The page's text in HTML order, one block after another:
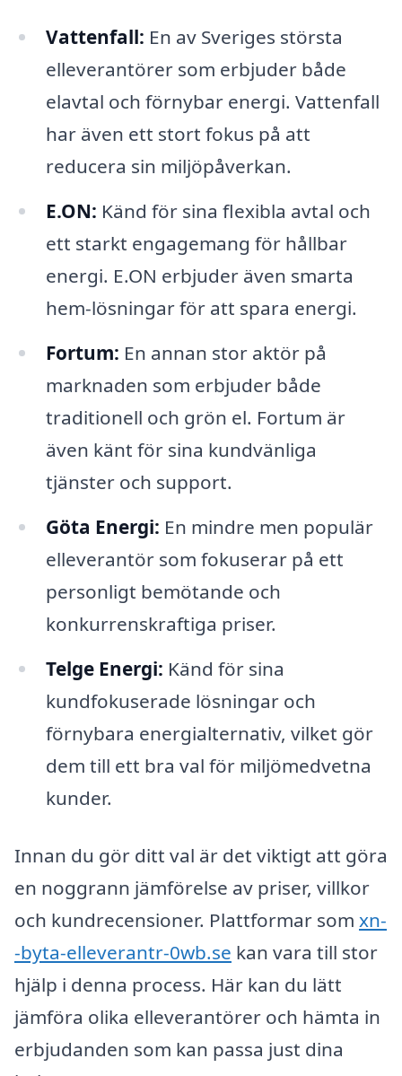
Vattenfall: En av Sveriges största
elleverantörer som erbjuder både
elavtal och förnybar energi. Vattenfall
har även ett stort fokus på att
reducera sin miljöpåverkan.
E.ON: Känd för sina flexibla avtal och
ett starkt engagemang för hållbar
energi. E.ON erbjuder även smarta
hem-lösningar för att spara energi.
Fortum: En annan stor aktör på
marknaden som erbjuder både
traditionell och grön el. Fortum är
även känt för sina kundvänliga
tjänster och support.
Göta Energi: En mindre men populär
elleverantör som fokuserar på ett
personligt bemötande och
konkurrenskraftiga priser.
Telge Energi: Känd för sina
kundfokuserade lösningar och
förnybara energialternativ, vilket gör
dem till ett bra val för miljömedvetna
kunder.
Innan du gör ditt val är det viktigt att göra
en noggrann jämförelse av priser, villkor
och kundrecensioner. Plattformar som xn-
-byta-elleverantr-0wb.se kan vara till stor
hjälp i denna process. Här kan du lätt
jämföra olika elleverantörer och hämta in
erbjudanden som kan passa just dina